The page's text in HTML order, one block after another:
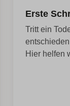
Erste
Tritt ein
Hier helfen